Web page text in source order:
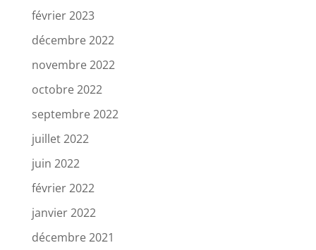
février 2023
décembre 2022
novembre 2022
octobre 2022
septembre 2022
juillet 2022
juin 2022
février 2022
janvier 2022
décembre 2021